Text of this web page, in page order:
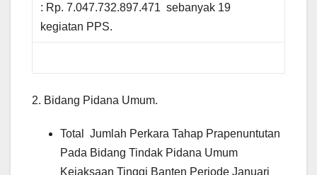
: Rp. 7.047.732.897.471 sebanyak 19
kegiatan PPS.
2. Bidang Pidana Umum.
Total Jumlah Perkara Tahap Prapenuntutan
Pada Bidang Tindak Pidana Umum
Kejaksaan Tinggi Banten Periode Januari